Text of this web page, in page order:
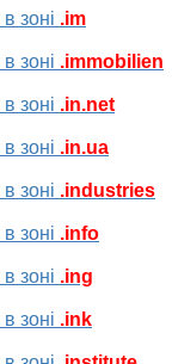
зоні .im
зоні .immobilien
зоні .in.net
зоні .in.ua
зоні .industries
зоні .info
зоні .ing
зоні .ink